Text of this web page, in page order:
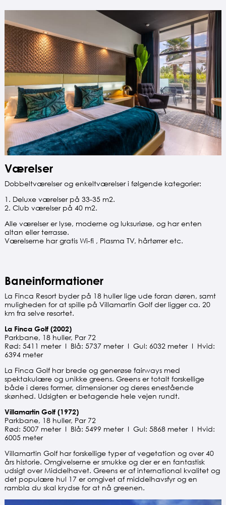
Værelser
Dobbeltværelser og enkeltværelser i følgende kategorier:
1. Deluxe værelser på 33-35 m2.
2. Club værelser på 40 m2.
Alle værelser er lyse, moderne og luksuriøse, og har enten
altan eller terrasse.
Værelserne har gratis Wi-fi , Plasma TV, hårtørrer etc.
Baneinformationer
La Finca Resort byder på 18 huller lige ude foran døren, samt
muligheden for at spille på Villamartin Golf der ligger ca. 20
km fra selve resortet.
La Finca Golf (2002)
Parkbane, 18 huller, Par 72
Rød: 5411 meter I Blå: 5737 meter I Gul: 6032 meter I Hvid:
6394 meter
La Finca Golf har brede og generøse fairways med
spektakulære og unikke greens. Greens er totalt forskellige
både i deres former, dimensioner og deres enestående
skønhed. Udsigten er betagende hele vejen rundt.
Villamartin Golf (1972)
Parkbane, 18 huller, Par 72
Rød: 5007 meter I Blå: 5499 meter I Gul: 5868 meter I Hvid:
6005 meter
Villamartin Golf har forskellige typer af vegetation og over 40
års historie. Omgivelserne er smukke og der er en fantastisk
udsigt over Middelhavet. Greens er af international kvalitet og
det populære hul 17 er omgivet af middelhavsfyr og en
rambla du skal krydse for at nå greenen.